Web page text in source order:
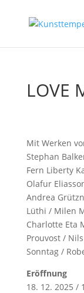
LOVE
Mit Werken
Stephan
Fern Liberty
Olafur
Andrea
Lüthi / Milen
Charlotte Eta
Prouvost /
Sonntag /
Eröffnung
18. 12. 2025 /